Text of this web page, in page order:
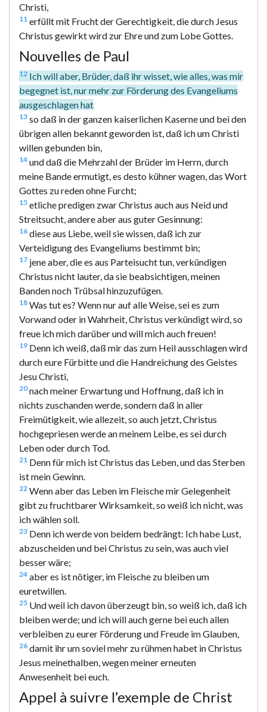
Christi,
11 erfüllt mit Frucht der Gerechtigkeit, die durch Jesus
Christus gewirkt wird zur Ehre und zum Lobe Gottes.
Nouvelles de Paul
12 Ich will aber, Brüder, daß ihr wisset, wie alles, was mir
begegnet ist, nur mehr zur Förderung des Evangeliums
ausgeschlagen hat
13 so daß in der ganzen kaiserlichen Kaserne und bei den
übrigen allen bekannt geworden ist, daß ich um Christi
willen gebunden bin,
14 und daß die Mehrzahl der Brüder im Herrn, durch
meine Bande ermutigt, es desto kühner wagen, das Wort
Gottes zu reden ohne Furcht;
15 etliche predigen zwar Christus auch aus Neid und
Streitsucht, andere aber aus guter Gesinnung:
16 diese aus Liebe, weil sie wissen, daß ich zur
Verteidigung des Evangeliums bestimmt bin;
17 jene aber, die es aus Parteisucht tun, verkündigen
Christus nicht lauter, da sie beabsichtigen, meinen
Banden noch Trübsal hinzuzufügen.
18 Was tut es? Wenn nur auf alle Weise, sei es zum
Vorwand oder in Wahrheit, Christus verkündigt wird, so
freue ich mich darüber und will mich auch freuen!
19 Denn ich weiß, daß mir das zum Heil ausschlagen wird
durch eure Fürbitte und die Handreichung des Geistes
Jesu Christi,
20nach meiner Erwartung und Hoffnung, daß ich in
nichts zuschanden werde, sondern daß in aller
Freimütigkeit, wie allezeit, so auch jetzt, Christus
hochgepriesen werde an meinem Leibe, es sei durch
Leben oder durch Tod.
21 Denn für mich ist Christus das Leben, und das Sterben
ist mein Gewinn.
22 Wenn aber das Leben im Fleische mir Gelegenheit
gibt zu fruchtbarer Wirksamkeit, so weiß ich nicht, was
ich wählen soll.
23 Denn ich werde von beidem bedrängt: Ich habe Lust,
abzuscheiden und bei Christus zu sein, was auch viel
besser wäre;
24 aber es ist nötiger, im Fleische zu bleiben um
euretwillen.
25 Und weil ich davon überzeugt bin, so weiß ich, daß ich
bleiben werde; und ich will auch gerne bei euch allen
verbleiben zu eurer Förderung und Freude im Glauben,
26 damit ihr um soviel mehr zu rühmen habet in Christus
Jesus meinethalben, wegen meiner erneuten
Anwesenheit bei euch.
Appel à suivre l’exemple de Christ